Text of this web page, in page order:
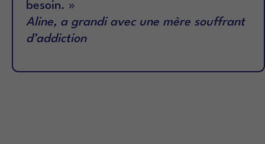
besoin. »
Aline, a grandi avec une mère souffrant
d’addiction